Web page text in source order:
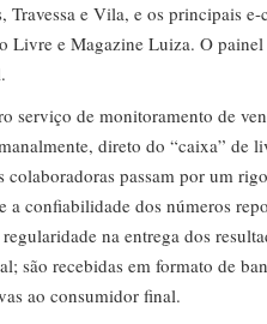
Travessa e Vila, e os principais
Livre e Magazine Luiza. O
serviço de monitoramento de
direto do “caixa” de
colaboradoras passam por um
a confiabilidade dos números
na entrega dos
são recebidas em formato de
ao consumidor final.